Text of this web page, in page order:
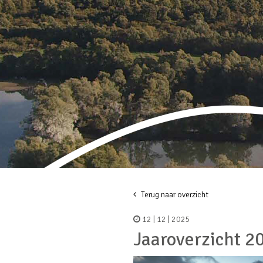
Terug naar overzicht
12 | 12 | 2025
Jaaroverzicht